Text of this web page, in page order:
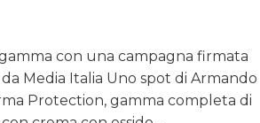
con una campagna firmata
Media Italia Uno spot di Armando
Protection, gamma completa di